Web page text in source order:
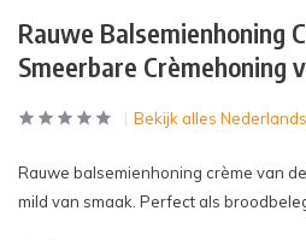
Rauwe Balsemienhoning
Smeerbare Crèmehoning
Bekijk alles
Rauwe balsemienhoning crème van
mild van smaak. Perfect als